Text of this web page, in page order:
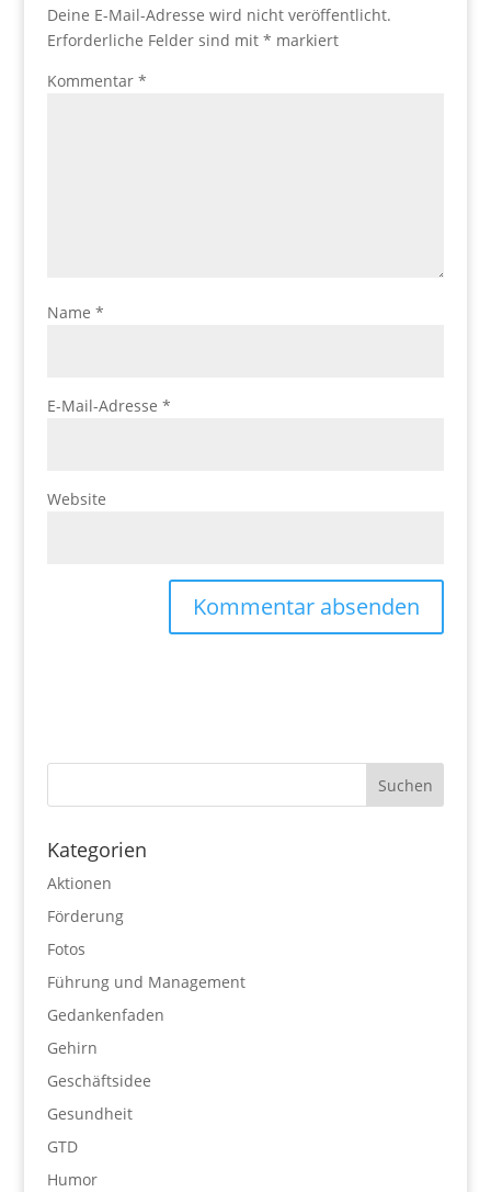
Deine E-Mail-Adresse wird nicht veröffentlicht.
Erforderliche Felder sind mit * markiert
Kommentar *
Name *
E-Mail-Adresse *
Website
Kategorien
Aktionen
Förderung
Fotos
Führung und Management
Gedankenfaden
Gehirn
Geschäftsidee
Gesundheit
GTD
Humor